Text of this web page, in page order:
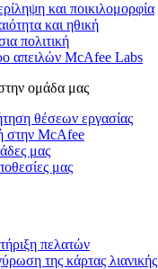
και ποικιλομορφία
και ηθική
πολιτική
απειλών McAfee Labs
ομάδα μας
θέσεων εργασίας
στην McAfee
μας
μας
πελατών
της κάρτας λιανικής